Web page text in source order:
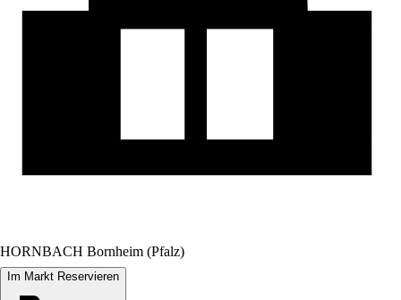
HORNBACH Bornheim (Pfalz)
Im Markt Reservieren